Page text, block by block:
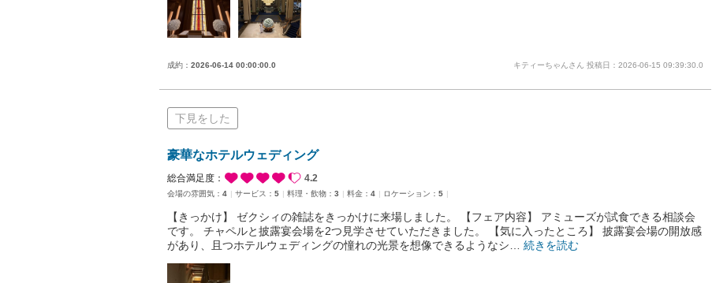
成約： 2026-06-14 00:00:00.0 キティーちゃんさん 投稿日：2026-06-15 09:39:30.0
下見をした
豪華なホテルウェディング
総合満足度： 4.2
会場の雰囲気： 4 サービス： 5 料理・飲物： 3 料金： 4 ロケーション： 5
【きっかけ】 ゼクシィの雑誌をきっかけに来場しました。 【フェア内容】 アミューズが試食できる相談会
です。 チャペルと披露宴会場を2つ見学させていただきました。 【気に入ったところ】 披露宴会場の開放感
があり、且つホテルウェディングの憧れの光景を想像できるようなシ… 続きを読む